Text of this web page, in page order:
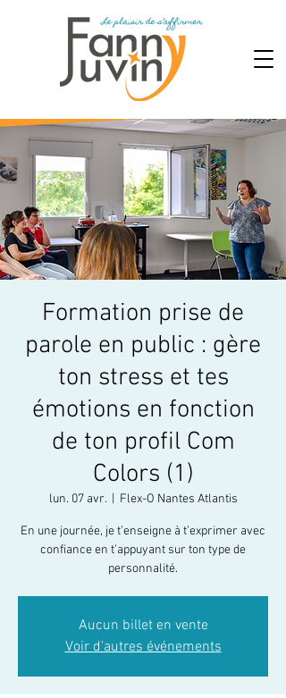
Formation prise de
parole en public : gère
ton stress et tes
émotions en fonction
de ton profil Com
Colors (1)
lun. 07 avr.
  |
Flex-O Nantes Atlantis
En une journée, je t’enseigne à t’exprimer avec
confiance en t’appuyant sur ton type de
personnalité.
Aucun billet en vente
Voir d'autres événements